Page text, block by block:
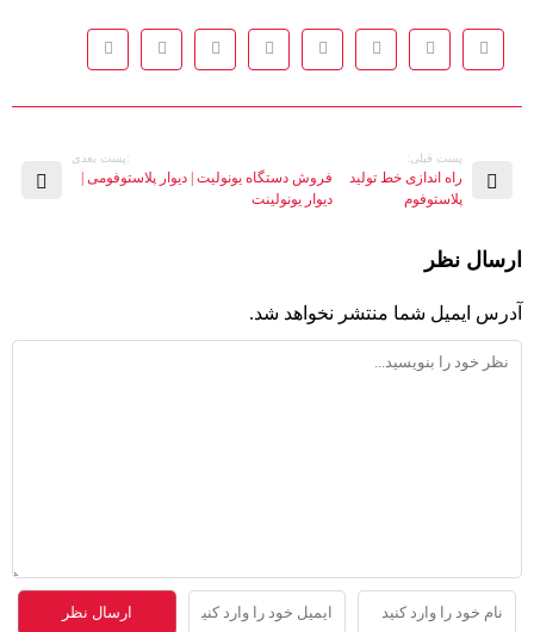
پست قبلی:
راه اندازی خط تولید
پلاستوفوم
:پست بعدی
فروش دستگاه یونولیت | دیوار پلاستوفومی |
دیوار یونولینت
ارسال نظر
آدرس ایمیل شما منتشر نخواهد شد.